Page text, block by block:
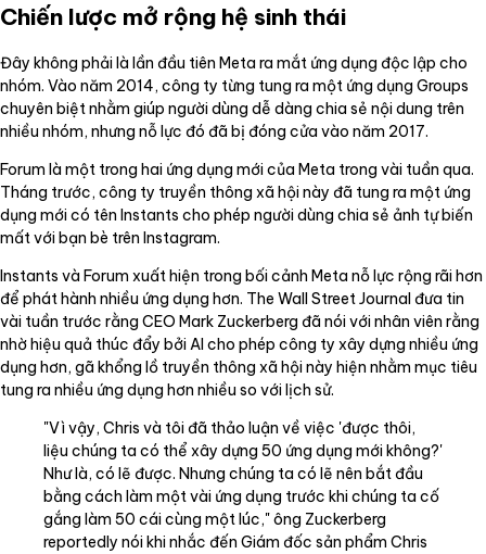
Chiến lược mở rộng hệ sinh thái
Đây không phải là lần đầu tiên Meta ra mắt ứng dụng độc lập cho
nhóm. Vào năm 2014, công ty từng tung ra một ứng dụng Groups
chuyên biệt nhằm giúp người dùng dễ dàng chia sẻ nội dung trên
nhiều nhóm, nhưng nỗ lực đó đã bị đóng cửa vào năm 2017.
Forum là một trong hai ứng dụng mới của Meta trong vài tuần qua.
Tháng trước, công ty truyền thông xã hội này đã tung ra một ứng
dụng mới có tên Instants cho phép người dùng chia sẻ ảnh tự biến
mất với bạn bè trên Instagram.
Instants và Forum xuất hiện trong bối cảnh Meta nỗ lực rộng rãi hơn
để phát hành nhiều ứng dụng hơn. The Wall Street Journal đưa tin
vài tuần trước rằng CEO Mark Zuckerberg đã nói với nhân viên rằng
nhờ hiệu quả thúc đẩy bởi AI cho phép công ty xây dựng nhiều ứng
dụng hơn, gã khổng lồ truyền thông xã hội này hiện nhằm mục tiêu
tung ra nhiều ứng dụng hơn nhiều so với lịch sử.
"Vì vậy, Chris và tôi đã thảo luận về việc 'được thôi,
liệu chúng ta có thể xây dựng 50 ứng dụng mới không?'
Như là, có lẽ được. Nhưng chúng ta có lẽ nên bắt đầu
bằng cách làm một vài ứng dụng trước khi chúng ta cố
gắng làm 50 cái cùng một lúc," ông Zuckerberg
reportedly nói khi nhắc đến Giám đốc sản phẩm Chris